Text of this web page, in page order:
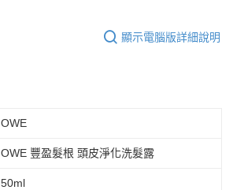
顯示電腦版詳細說明
OWE
OWE 豐盈髮根 頭皮淨化洗髮露
50ml